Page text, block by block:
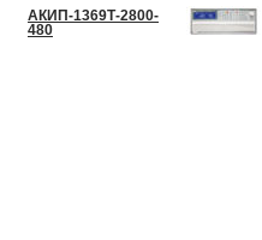
АКИП-1369Т-2800-
480